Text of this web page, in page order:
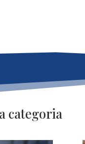
categoria